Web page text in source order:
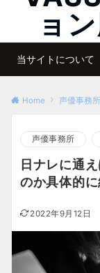
ョ
当サイトについて
Home 声優事務所
声優事務所
日ナレに通
のか具体的
2022年9月12日